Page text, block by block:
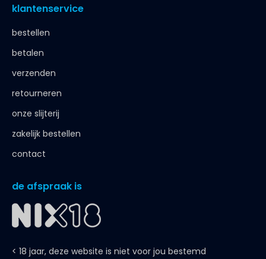
klantenservice
bestellen
betalen
verzenden
retourneren
onze slijterij
zakelijk bestellen
contact
de afspraak is
< 18 jaar, deze website is niet voor jou bestemd